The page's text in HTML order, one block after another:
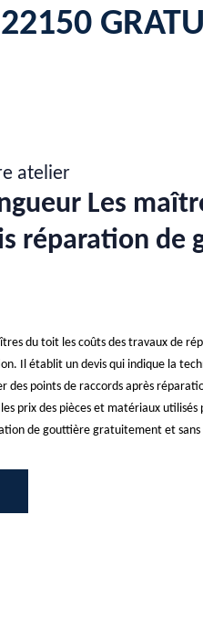
atelier
Les
réparation de
du toit les coûts des travaux de
Il établit un devis qui indique la
des points de raccords après
prix des pièces et matériaux
de gouttière gratuitement et